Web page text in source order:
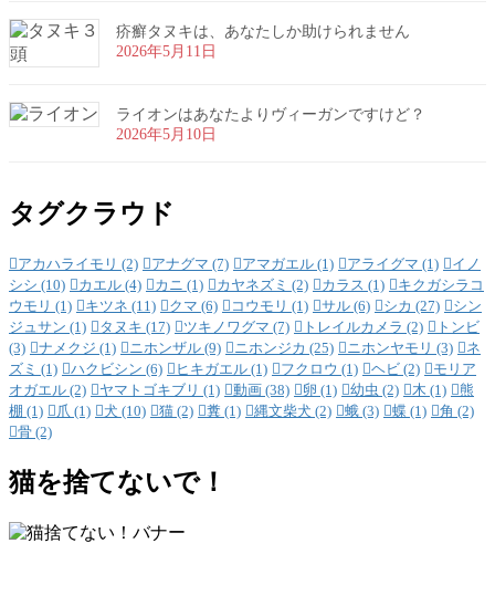
疥癬タヌキは、あなたしか助けられません
2026年5月11日
ライオンはあなたよりヴィーガンですけど？
2026年5月10日
タグクラウド
アカハライモリ (2) アナグマ (7) アマガエル (1) アライグマ (1)
イノ
シシ (10) カエル (4) カニ (1) カヤネズミ (2) カラス (1)
キクガシラコ
ウモリ (1) キツネ (11) クマ (6) コウモリ (1) サル (6) シカ (27)
シン
ジュサン (1) タヌキ (17) ツキノワグマ (7) トレイルカメラ (2)
トンビ
(3)
ナメクジ (1) ニホンザル (9) ニホンジカ (25) ニホンヤモリ (3)
ネ
ズミ (1) ハクビシン (6) ヒキガエル (1) フクロウ (1) ヘビ (2)
モリア
オガエル (2) ヤマトゴキブリ (1) 動画 (38) 卵 (1) 幼虫 (2) 木 (1)
熊
棚 (1) 爪 (1) 犬 (10) 猫 (2) 糞 (1) 縄文柴犬 (2) 蛾 (3) 蝶 (1) 角 (2)
骨 (2)
猫を捨てないで！